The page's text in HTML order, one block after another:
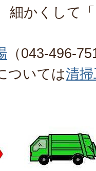
細かくして
（043-496-
ついては清